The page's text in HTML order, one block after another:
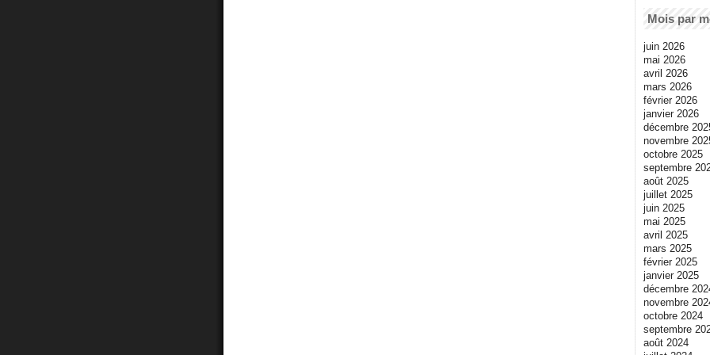
Mois par
juin 2026
mai 2026
avril 2026
mars 2026
février 2026
janvier 2026
décembre
novembre
octobre 2025
septembre
août 2025
juillet 2025
juin 2025
mai 2025
avril 2025
mars 2025
février 2025
janvier 2025
décembre
novembre
octobre 2024
septembre
août 2024